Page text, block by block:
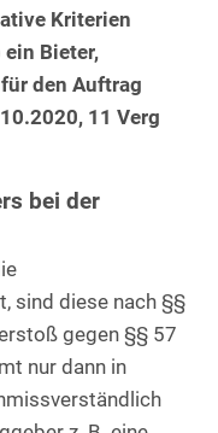
Kriterien
Bieter,
den Auftrag
11 Verg
bei der
sind diese nach §§
gegen §§ 57
nur dann in